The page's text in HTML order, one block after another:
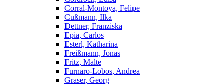
Corral-Montoya, Felipe
Cußmann, Ilka
Dettner, Franziska
Epia, Carlos
Esterl, Katharina
Freißmann, Jonas
Fritz, Malte
Furnaro-Lobos, Andrea
Graser, Georg